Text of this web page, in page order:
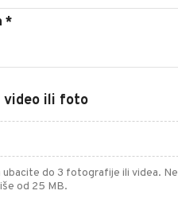
video ili foto
ubacite do 3 fotografije ili videa. Ne
od 25 MB.